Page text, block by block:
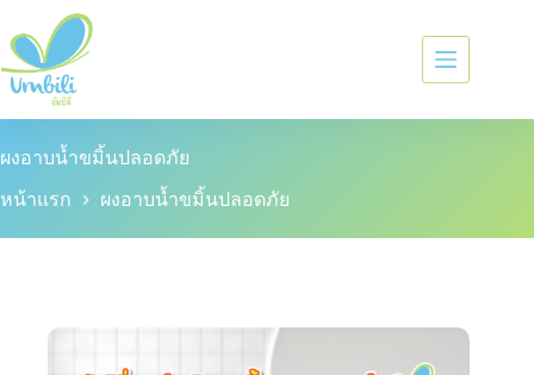
ผงอาบน้ำขมิ้นปลอดภัย
หน้าแรก ผงอาบน้ำขมิ้นปลอดภัย